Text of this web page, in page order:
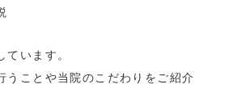
います。
うことや当院のこだわりをご紹介